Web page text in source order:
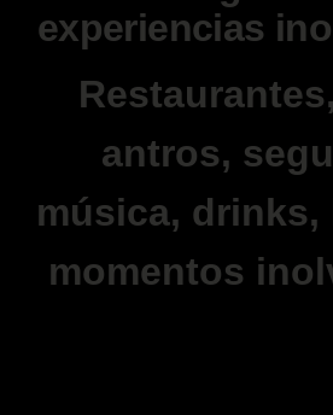
experiencias
antros,
música, drinks,
momentos